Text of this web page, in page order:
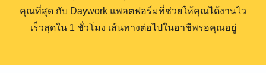
คุณที่สุด กับ Daywork แพลตฟอร์มที่ช่วยให้คุณได้งานไว
เร็วสุดใน 1 ชั่วโมง เส้นทางต่อไปในอาชีพรอคุณอยู่